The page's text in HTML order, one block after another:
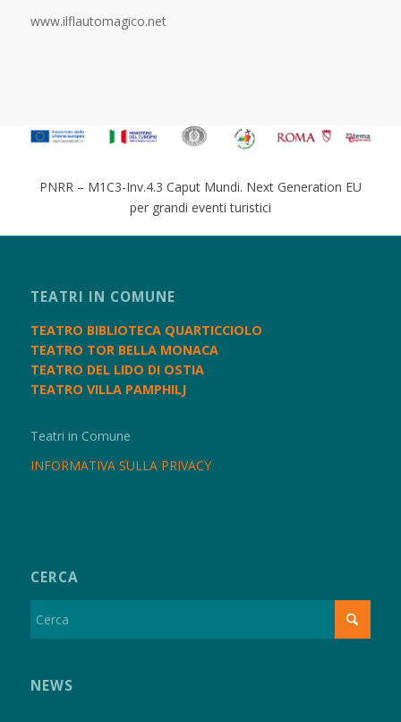
www.ilflautomagico.net
PNRR – M1C3-Inv.4.3 Caput Mundi. Next Generation EU
per grandi eventi turistici
TEATRI IN COMUNE
TEATRO BIBLIOTECA QUARTICCIOLO
TEATRO TOR BELLA MONACA
TEATRO DEL LIDO DI OSTIA
TEATRO VILLA PAMPHILJ
Teatri in Comune
INFORMATIVA SULLA PRIVACY
CERCA
NEWS